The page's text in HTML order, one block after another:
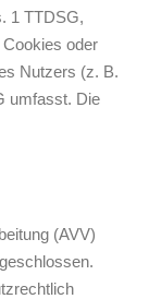
1 TTDSG,
oder
Nutzers (z. B.
umfasst. Die
(AVV)